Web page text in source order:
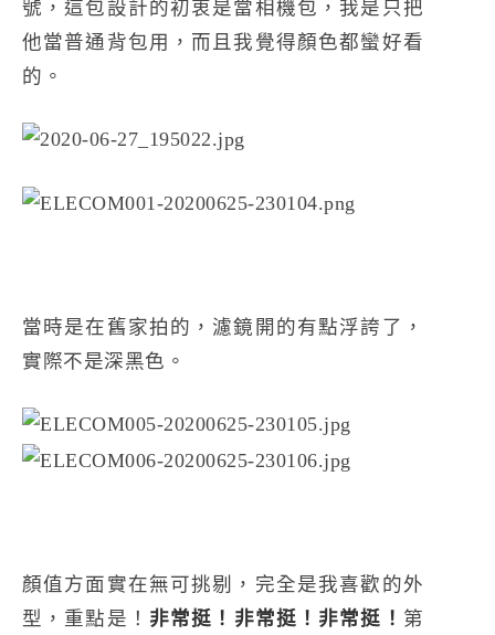
號，這包設計的初衷是當相機包，我是只把
他當普通背包用，而且我覺得顏色都蠻好看
的。
當時是在舊家拍的，濾鏡開的有點浮誇了，
實際不是深黑色。
顏值方面實在無可挑剔，完全是我喜歡的外
型，重點是！ 非常挺！非常挺！非常挺！ 第